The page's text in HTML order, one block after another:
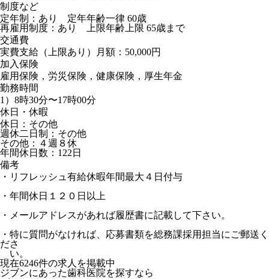
制度など
定年制：あり 定年年齢一律 60歳
再雇用制度：あり 上限年齢上限 65歳まで
交通費
実費支給（上限あり）月額：50,000円
加入保険
雇用保険，労災保険，健康保険，厚生年金
勤務時間
1）8時30分〜17時00分
休日・休暇
休日：その他
週休二日制：その他
その他：４週８休
年間休日数：122日
備考
・リフレッシュ有給休暇年間最大４日付与
・年間休日１２０日以上
・メールアドレスがあれば履歴書に記載して下さい。
・特に質問がなければ、応募書類を総務課採用担当にご郵送く
ださ
い。
現在6246件の求人を掲載中
ジブンにあった歯科医院を探すなら